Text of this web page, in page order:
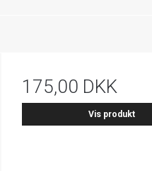
175,00 DKK
Vis produkt